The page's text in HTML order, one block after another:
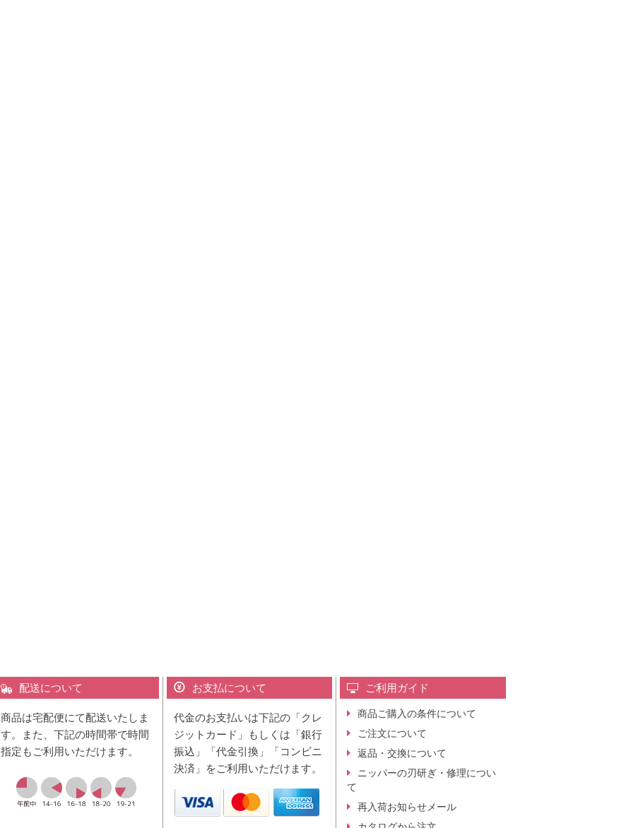
配送について
商品は宅配便にて配送いたしま
す。また、下記の時間帯で時間
指定もご利用いただけます。
お支払について
代金のお支払いは下記の「クレ
ジットカード」もしくは「銀行
振込」「代金引換」「コンビニ
決済」をご利用いただけます。
ご利用ガイド
商品ご購入の条件について
ご注文について
返品・交換について
ニッパーの刃研ぎ・修理につい
て
再入荷お知らせメール